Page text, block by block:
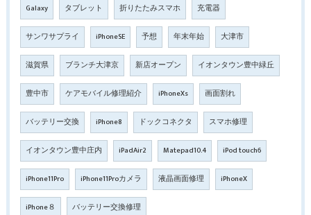
Galaxy タブレット 折りたたみスマホ 充電器
サンワサプライ iPhoneSE 予想 年末年始 大津市
滋賀県 ブランチ大津京 新店オープン イオンタウン豊中緑丘
豊中市 ケアモバイル修理紹介 iPhoneXs 画面割れ
バッテリー交換 iPhone8 ドックコネクタ スマホ修理
イオンタウン豊中庄内 iPadAir2 Matepad10.4 iPod touch6
iPhone11Pro iPhone11Proカメラ 液晶画面修理 iPhoneX
iPhone８ バッテリー交換修理